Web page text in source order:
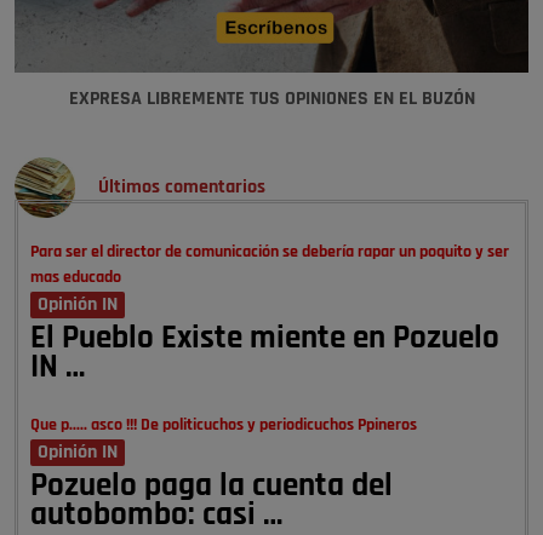
EXPRESA LIBREMENTE TUS OPINIONES EN EL BUZÓN
Últimos comentarios
Para ser el director de comunicación se debería rapar un poquito y ser
mas educado
Opinión IN
El Pueblo Existe miente en Pozuelo
IN …
Que p..... asco !!! De politicuchos y periodicuchos Ppineros
Opinión IN
Pozuelo paga la cuenta del
autobombo: casi …